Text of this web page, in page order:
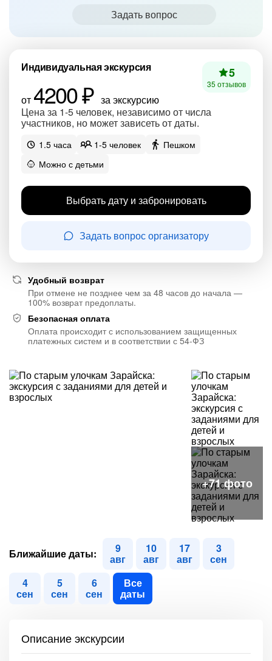
Задать вопрос
Индивидуальная экскурсия
от 4200 ₽ за экскурсию
Цена за 1-5 человек, независимо от числа
участников, но может зависеть от даты.
5
35 отзывов
1.5 часа 1-5 человек
Пешком
Можно с детьми
Выбрать дату и забронировать
Задать вопрос организатору
Удобный возврат
При отмене не позднее чем за 48 часов до начала —
100% возврат предоплаты.
Безопасная оплата
Оплата происходит с использованием защищенных
платежных систем и в соответствии с 54-ФЗ
Ближайшие даты: 9
авг
10
авг
17
авг
3
сен
4
сен
5
сен
6
сен
Все
даты
Описание экскурсии